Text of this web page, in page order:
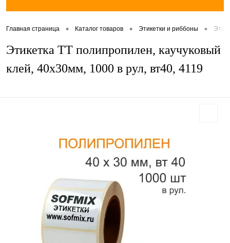
Главная страница • Каталог товаров • Этикетки и риббоны •
Этикетка ТТ полипропилен, каучуковый
клей, 40х30мм, 1000 в рул, вт40, 4119